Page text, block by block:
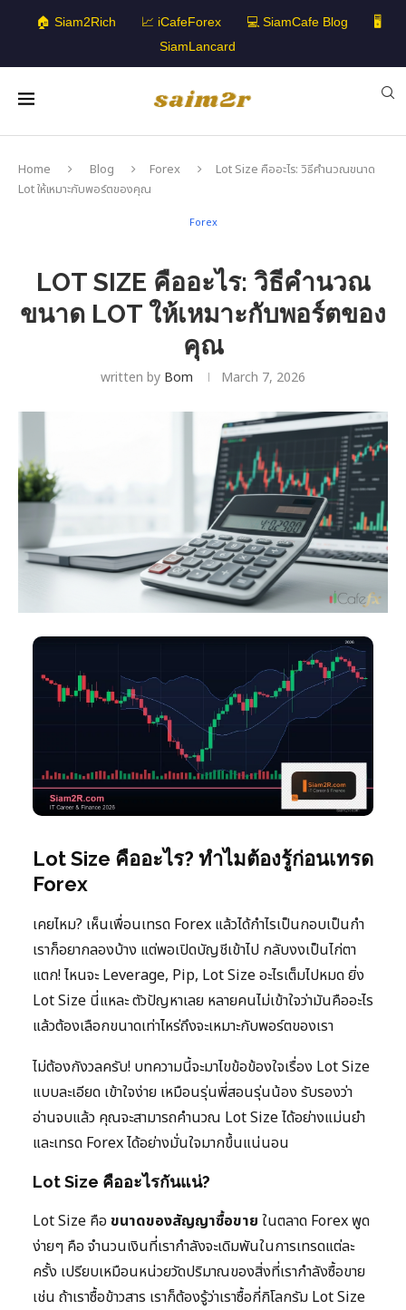
🏠 Siam2Rich 📈 iCafeForex 💻 SiamCafe Blog
🖥️
SiamLancard
Home Blog Forex
Lot Size คืออะไร: วิธีคำนวณขนาด
Lot ให้เหมาะกับพอร์ตของคุณ
Forex
LOT SIZE คืออะไร: วิธีคำนวณ
ขนาด LOT ให้เหมาะกับพอร์ตของ
คุณ
written by Bom March 7, 2026
Lot Size คืออะไร? ทำไมต้องรู้ก่อนเทรด
Forex
เคยไหม? เห็นเพื่อนเทรด Forex แล้วได้กำไรเป็นกอบเป็นกำ
เราก็อยากลองบ้าง แต่พอเปิดบัญชีเข้าไป กลับงงเป็นไก่ตา
แตก! ไหนจะ Leverage, Pip, Lot Size อะไรเต็มไปหมด ยิ่ง
Lot Size นี่แหละ ตัวปัญหาเลย หลายคนไม่เข้าใจว่ามันคืออะไร
แล้วต้องเลือกขนาดเท่าไหร่ถึงจะเหมาะกับพอร์ตของเรา
ไม่ต้องกังวลครับ! บทความนี้จะมาไขข้อข้องใจเรื่อง Lot Size
แบบละเอียด เข้าใจง่าย เหมือนรุ่นพี่สอนรุ่นน้อง รับรองว่า
อ่านจบแล้ว คุณจะสามารถคำนวณ Lot Size ได้อย่างแม่นยำ
และเทรด Forex ได้อย่างมั่นใจมากขึ้นแน่นอน
Lot Size คืออะไรกันแน่?
Lot Size คือ ขนาดของสัญญาซื้อขาย ในตลาด Forex พูด
ง่ายๆ คือ จำนวนเงินที่เรากำลังจะเดิมพันในการเทรดแต่ละ
ครั้ง เปรียบเหมือนหน่วยวัดปริมาณของสิ่งที่เรากำลังซื้อขาย
เช่น ถ้าเราซื้อข้าวสาร เราก็ต้องรู้ว่าเราซื้อกี่กิโลกรัม Lot Size